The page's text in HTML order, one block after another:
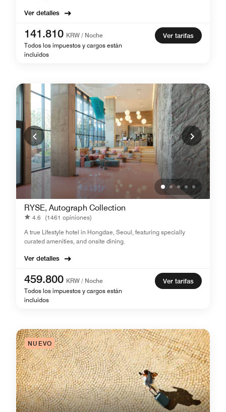
Ver detalles
141.810 KRW / Noche
Todos los impuestos y cargos están
incluidos
Ver tarifas
RYSE, Autograph Collection
4.6 (1461 opiniones)
A true Lifestyle hotel in Hongdae, Seoul, featuring specially
curated amenities, and onsite dining.
Ver detalles
459.800 KRW / Noche
Todos los impuestos y cargos están
incluidos
Ver tarifas
NUEVO